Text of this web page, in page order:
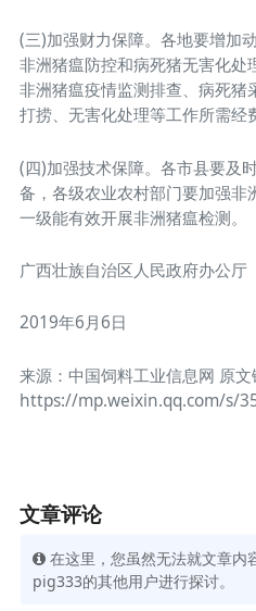
(三)加强财力保障。各地要增加
非洲猪瘟防控和病死猪无害化处
非洲猪瘟疫情监测排查、病死猪
打捞、无害化处理等工作所需经
(四)加强技术保障。各市县要及
备，各级农业农村部门要加强
一级能有效开展非洲猪瘟检测。
广西壮族自治区人民政府办公厅
2019年6月6日
来源：中国饲料工业信息网 原文
https://mp.weixin.qq.com/s/
文章评论
在这里，您虽然无法就文章内
pig333的其他用户进行探讨。